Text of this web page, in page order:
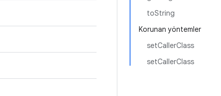
toString
Korunan yöntemler
setCallerClass
setCallerClass